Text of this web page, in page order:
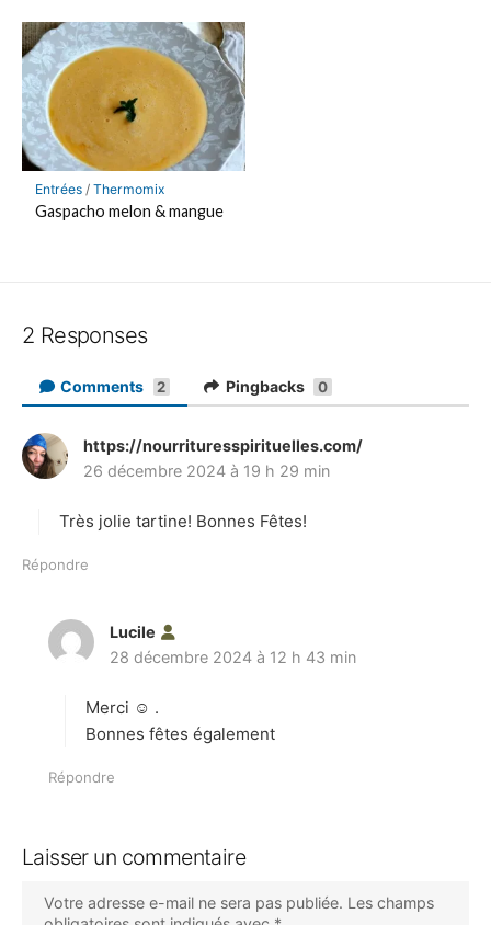
Entrées/ Thermomix
Gaspacho melon & mangue
2 Responses
Comments 2 Pingbacks 0
https://nourrituresspirituelles.com/
26 décembre 2024 à 19 h 29 min
Très jolie tartine! Bonnes Fêtes!
Répondre
Lucile
i
:
28 décembre 2024 à 12 h 43 min
Merci ☺️ .
Bonnes fêtes également
Répondre
Laisser un commentaire
Votre adresse e-mail ne sera pas publiée. Les champs